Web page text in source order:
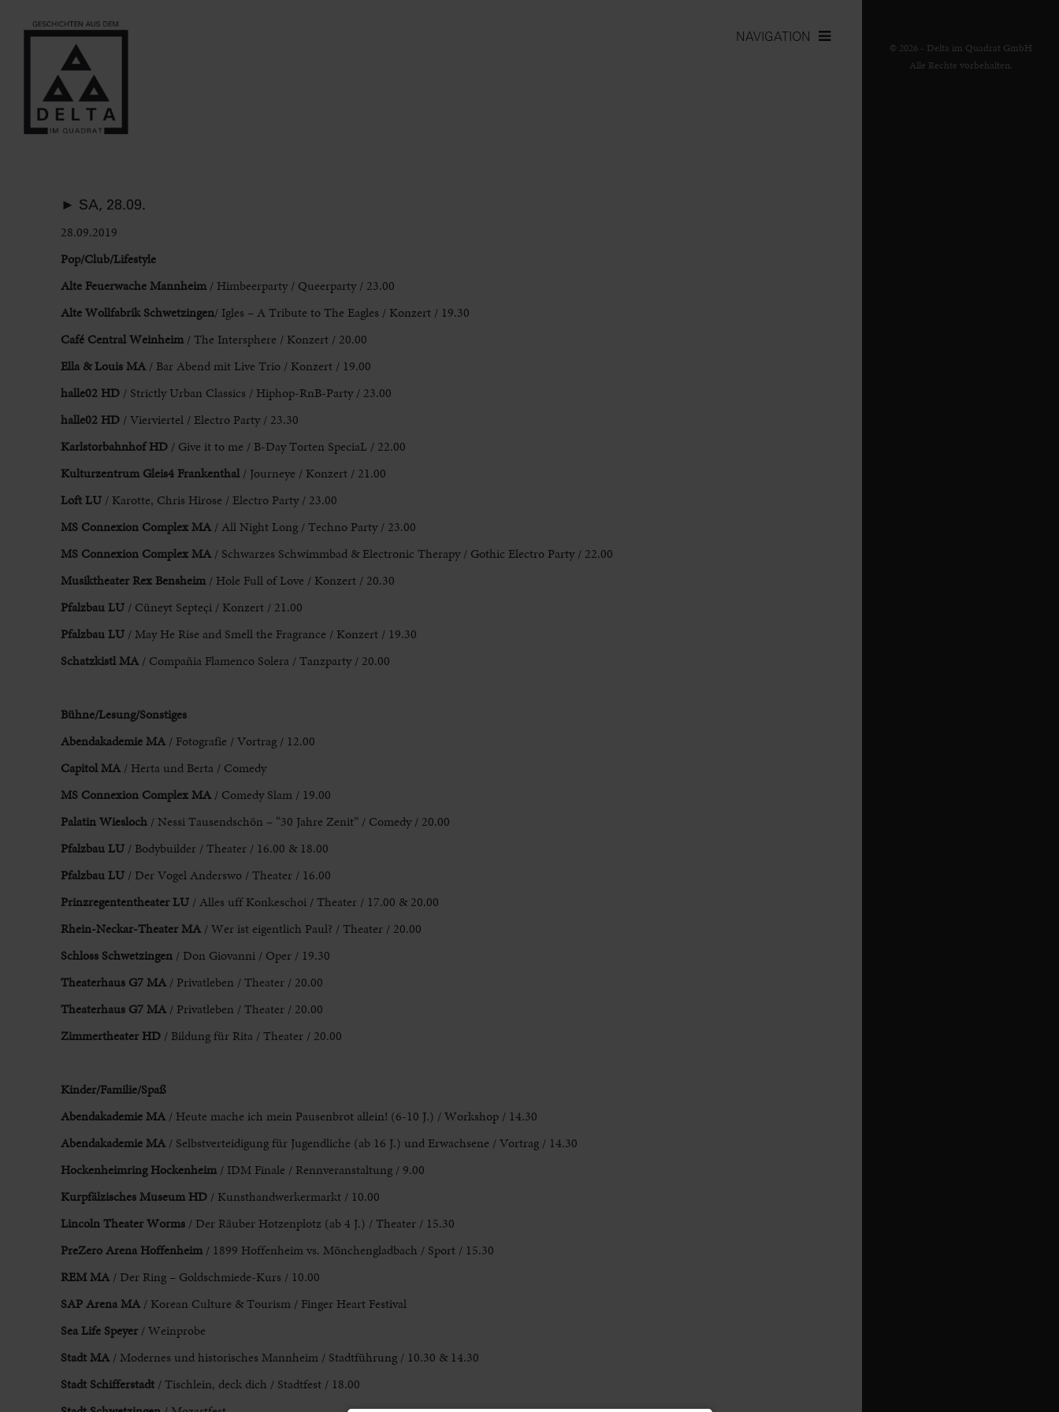
NAVIGATION
► SA, 28.09.
28.09.2019
Pop/Club/Lifestyle
Alte Feuerwache Mannheim / Himbeerparty / Queerparty / 23.00
Alte Wollfabrik Schwetzingen/ Igles – A Tribute to The Eagles / Konzert / 19.30
Café Central Weinheim / The Intersphere / Konzert / 20.00
Ella & Louis MA / Bar Abend mit Live Trio / Konzert / 19.00
halle02 HD / Strictly Urban Classics / Hiphop-RnB-Party / 23.00
halle02 HD / Vierviertel / Electro Party / 23.30
Karlstorbahnhof HD / Give it to me / B-Day Torten SpeciaL / 22.00
Kulturzentrum Gleis4 Frankenthal/ Journeye / Konzert / 21.00
Loft LU / Karotte, Chris Hirose / Electro Party / 23.00
MS Connexion Complex MA / All Night Long / Techno Party / 23.00
MS Connexion Complex MA / Schwarzes Schwimmbad & Electronic Therapy / Gothic Electro Party / 22.00
Musiktheater Rex Bensheim / Hole Full of Love / Konzert / 20.30
Pfalzbau LU / Cüneyt Septeçi / Konzert / 21.00
Pfalzbau LU / May He Rise and Smell the Fragrance / Konzert / 19.30
Schatzkistl MA / Compañia Flamenco Solera / Tanzparty / 20.00
Bühne/Lesung/Sonstiges
Abendakademie MA / Fotografie / Vortrag / 12.00
Capitol MA / Herta und Berta / Comedy
MS Connexion Complex MA / Comedy Slam / 19.00
Palatin Wiesloch / Nessi Tausendschön – “30 Jahre Zenit” / Comedy / 20.00
Pfalzbau LU / Bodybuilder / Theater / 16.00 & 18.00
Pfalzbau LU / Der Vogel Anderswo / Theater / 16.00
Prinzregententheater LU / Alles uff Konkeschoi / Theater / 17.00 & 20.00
Rhein-Neckar-Theater MA / Wer ist eigentlich Paul? / Theater / 20.00
Schloss Schwetzingen / Don Giovanni / Oper / 19.30
Theaterhaus G7 MA / Privatleben / Theater / 20.00
Theaterhaus G7 MA / Privatleben / Theater / 20.00
Zimmertheater HD / Bildung für Rita / Theater / 20.00
Kinder/Familie/Spaß
Abendakademie MA / Heute mache ich mein Pausenbrot allein! (6-10 J.) / Workshop / 14.30
Abendakademie MA / Selbstverteidigung für Jugendliche (ab 16 J.) und Erwachsene / Vortrag / 14.30
Hockenheimring Hockenheim / IDM Finale / Rennveranstaltung / 9.00
Kurpfälzisches Museum HD / Kunsthandwerkermarkt / 10.00
Lincoln Theater Worms / Der Räuber Hotzenplotz (ab 4 J.) / Theater / 15.30
PreZero Arena Hoffenheim / 1899 Hoffenheim vs. Mönchengladbach / Sport / 15.30
REM MA / Der Ring – Goldschmiede-Kurs / 10.00
SAP Arena MA / Korean Culture & Tourism / Finger Heart Festival
Sea Life Speyer / Weinprobe
Stadt MA / Modernes und historisches Mannheim / Stadtführung / 10.30 & 14.30
Stadt Schifferstadt / Tischlein, deck dich / Stadtfest / 18.00
© 2026 - Delta im Quadrat GmbH
Alle Rechte vorbehalten.